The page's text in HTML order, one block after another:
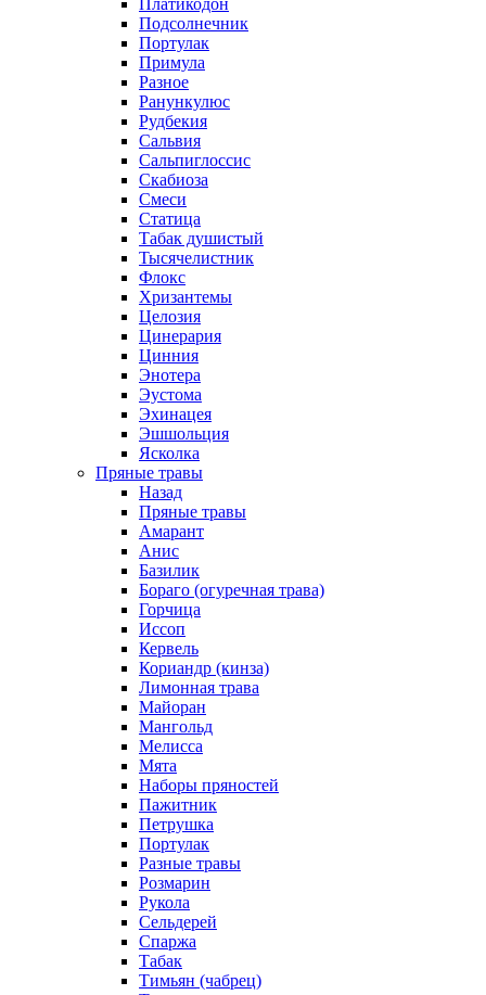
Платикодон
Подсолнечник
Портулак
Примула
Разное
Ранункулюс
Рудбекия
Сальвия
Сальпиглоссис
Скабиоза
Смеси
Статица
Табак душистый
Тысячелистник
Флокс
Хризантемы
Целозия
Цинерария
Цинния
Энотера
Эустома
Эхинацея
Эшшольция
Ясколка
Пряные травы
Назад
Пряные травы
Амарант
Анис
Базилик
Бораго (огуречная трава)
Горчица
Иссоп
Кервель
Кориандр (кинза)
Лимонная трава
Майоран
Мангольд
Мелисса
Мята
Наборы пряностей
Пажитник
Петрушка
Портулак
Разные травы
Розмарин
Рукола
Сельдерей
Спаржа
Табак
Тимьян (чабрец)